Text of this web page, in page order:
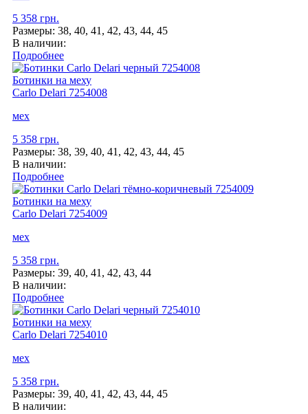
5 358 грн.
Размеры: 38, 40, 41, 42, 43, 44, 45
В наличии:
Подробнее
Ботинки на меху
Carlo Delari 7254008
мех
5 358 грн.
Размеры: 38, 39, 40, 41, 42, 43, 44, 45
В наличии:
Подробнее
Ботинки на меху
Carlo Delari 7254009
мех
5 358 грн.
Размеры: 39, 40, 41, 42, 43, 44
В наличии:
Подробнее
Ботинки на меху
Carlo Delari 7254010
мех
5 358 грн.
Размеры: 39, 40, 41, 42, 43, 44, 45
В наличии: